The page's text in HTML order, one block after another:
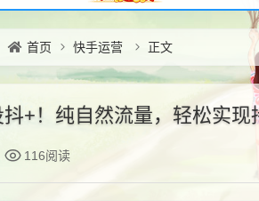
首页 快手运营 正文
抖+！纯自然流量，轻松实现
116阅读